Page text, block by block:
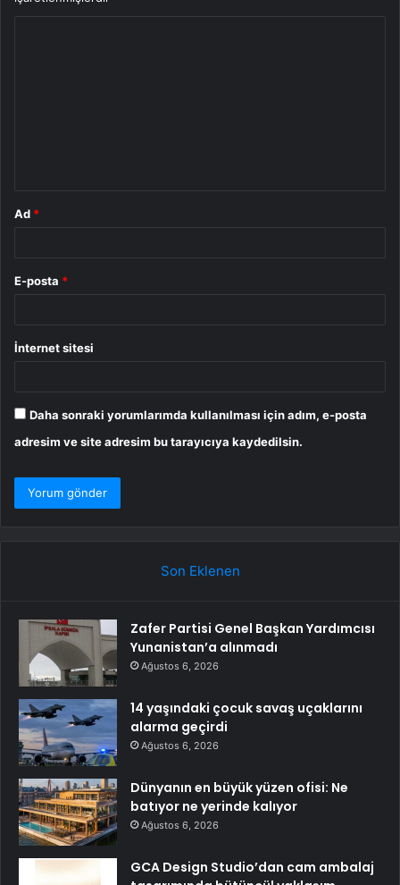
Ad *
E-posta *
İnternet sitesi
Daha sonraki yorumlarımda kullanılması için adım, e-posta
adresim ve site adresim bu tarayıcıya kaydedilsin.
Son Eklenen
Zafer Partisi Genel Başkan Yardımcısı
Yunanistan’a alınmadı
Ağustos 6, 2026
14 yaşındaki çocuk savaş uçaklarını
alarma geçirdi
Ağustos 6, 2026
Dünyanın en büyük yüzen ofisi: Ne
batıyor ne yerinde kalıyor
Ağustos 6, 2026
GCA Design Studio’dan cam ambalaj